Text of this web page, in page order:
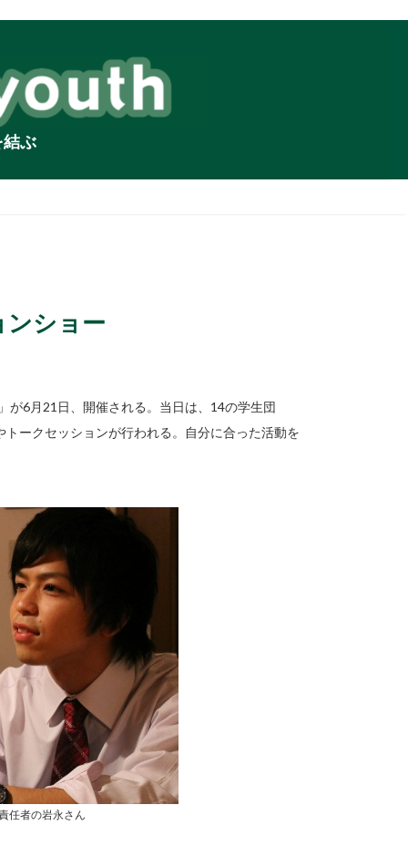
ぶ
ンショー
6月21日、開催される。当日は、14の学生団
ークセッションが行われる。自分に合った活動を
任者の岩永さん